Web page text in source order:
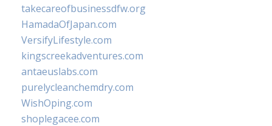
takecareofbusinessdfw.org
HamadaOfJapan.com
VersifyLifestyle.com
kingscreekadventures.com
antaeuslabs.com
purelycleanchemdry.com
WishOping.com
shoplegacee.com